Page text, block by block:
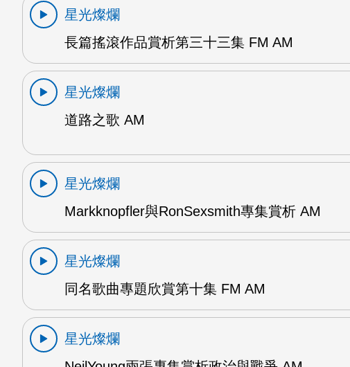
星光燦爛
長篇搖滾作品賞析第三十三集 FM AM
星光燦爛
道路之歌 AM
星光燦爛
Markknopfler與RonSexsmith專集賞析 AM
星光燦爛
同名歌曲專題欣賞第十集 FM AM
星光燦爛